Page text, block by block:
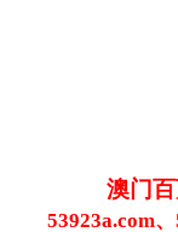
澳门
53923a.com